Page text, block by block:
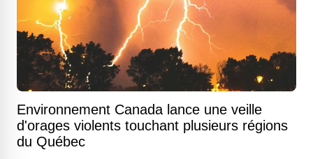
Environnement Canada lance une veille
d'orages violents touchant plusieurs régions
du Québec